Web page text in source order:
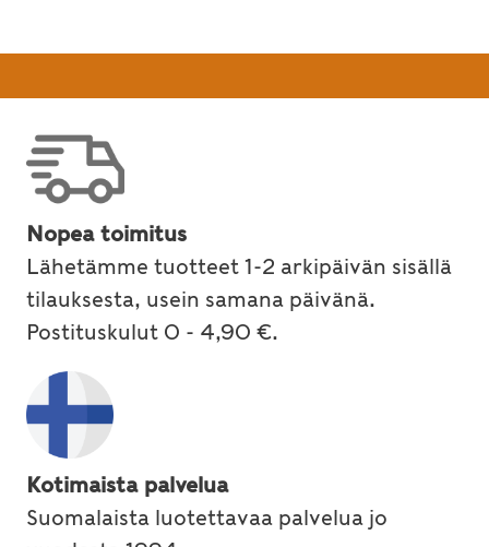
Nopea toimitus
Lähetämme tuotteet 1-2 arkipäivän sisällä
tilauksesta, usein samana päivänä.
Postituskulut 0 - 4,90 €.
Kotimaista palvelua
Suomalaista luotettavaa palvelua jo